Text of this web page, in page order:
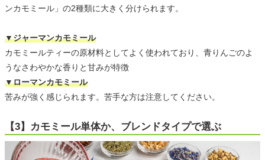
ンカモミール」の2種類に大きく分けられます。
▼ジャーマンカモミール
カモミールティーの原材料としてよく使われており、青りんごのよ
うなさわやかな香りと甘みが特徴
▼ローマンカモミール
苦みが強く感じられます。苦手な方は注意してください。
【3】カモミール単体か、ブレンドタイプで選ぶ